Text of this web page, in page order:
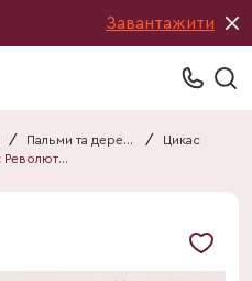
Завантажити
/ Пальми та дерева /
Цикас
Цикас Революта в кер.